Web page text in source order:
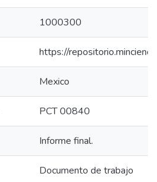
1000300
https://
Mexico
PCT 00840
Informe final.
Documento de trabajo